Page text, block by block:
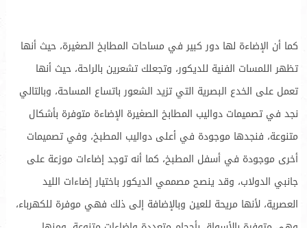
كما أن الإضاءة لها دور كبير في مساحات المطابخ الصغيرة، حيث أنها
تظهر اللمسات الفنية للديكور، وتجعلك تشعرين بالراحة، حيث أنها
تعمل على الخدع البصرية التي تزيد الشعور باتساع المساحة، وبالتالي
نجد في تصميمات دواليب المطابخ الصغيرة الإضاءة متوفرة بأشكال
متنوعة، فنجدها موجودة في أعلى دواليب المطبخ، وفي تصميمات
أخرى موجودة في أسفل المطبخ، كما أنه توجد إضاءات موزعة على
جانبي الدولاب، وقد ينصح مصممي الديكور باختيار إضاءات الليد
العصرية، لأنها مريحة للعين وبالإضافة إلى ذلك فهي موفرة للكهرباء،